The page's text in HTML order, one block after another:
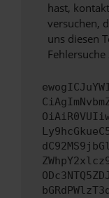
hast,
versuchen,
uns diesen